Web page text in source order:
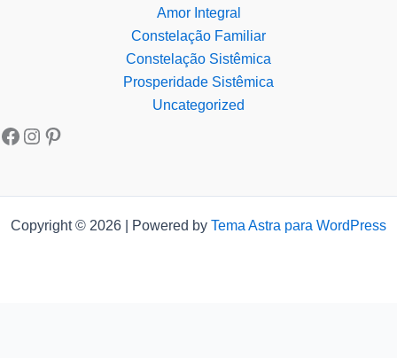
Amor Integral
Constelação Familiar
Constelação Sistêmica
Prosperidade Sistêmica
Uncategorized
Copyright © 2026 | Powered by Tema Astra para WordPress